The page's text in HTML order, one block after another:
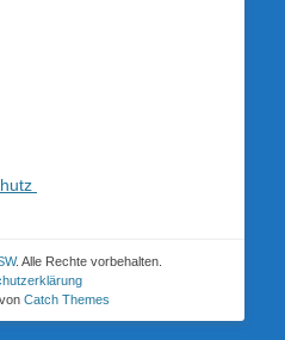
. Alle Rechte vorbehalten.
Catch Themes